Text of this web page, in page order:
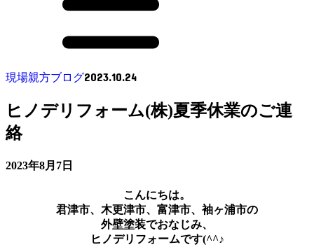
現場親方ブログ2023.10.24
ヒノデリフォーム(株)夏季休業のご連
絡
2023年8月7日
こんにちは。
君津市、木更津市、富津市、袖ヶ浦市の
外壁塗装でおなじみ、
ヒノデリフォームです(^^♪